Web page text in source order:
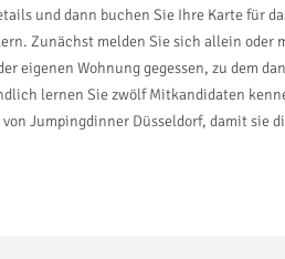
und dann buchen Sie Ihre Karte für
Zunächst melden Sie sich allein oder
eigenen Wohnung gegessen, zu dem
lernen Sie zwölf Mitkandidaten
Jumpingdinner Düsseldorf, damit sie